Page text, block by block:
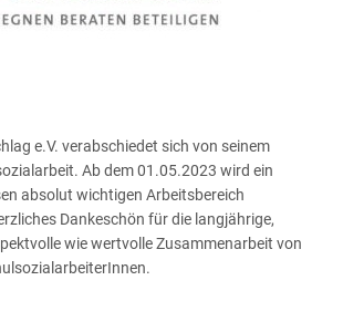
e.V. verabschiedet sich von seinem
Ab dem 01.05.2023 wird ein
absolut wichtigen Arbeitsbereich
Dankeschön für die langjährige,
wie wertvolle Zusammenarbeit von